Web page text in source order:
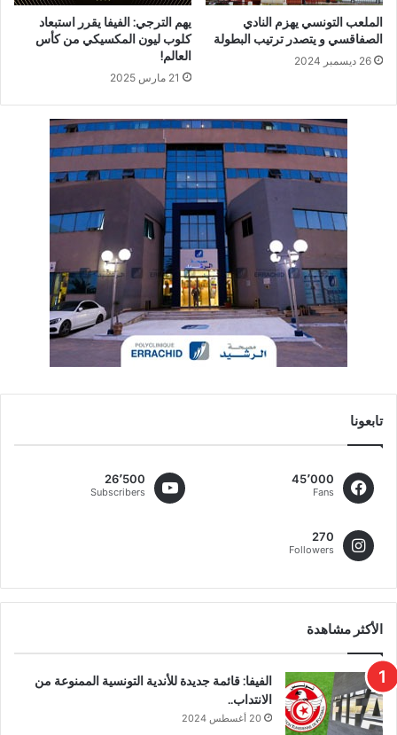
الملعب التونسي يهزم النادي
الصفاقسي و يتصدر ترتيب البطولة
26 ديسمبر 2024
يهم الترجي: الفيفا يقرر استبعاد
كلوب ليون المكسيكي من كأس
العالم!
21 مارس 2025
تابعونا
45٬000
Fans
26٬500
Subscribers
270
Followers
الأكثر مشاهدة
الفيفا: قائمة جديدة للأندية التونسية الممنوعة من
الانتداب..
20 أغسطس 2024